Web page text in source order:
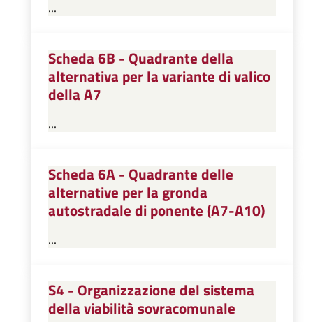
...
Scheda 6B - Quadrante della
alternativa per la variante di valico
della A7
...
Scheda 6A - Quadrante delle
alternative per la gronda
autostradale di ponente (A7-A10)
...
S4 - Organizzazione del sistema
della viabilità sovracomunale